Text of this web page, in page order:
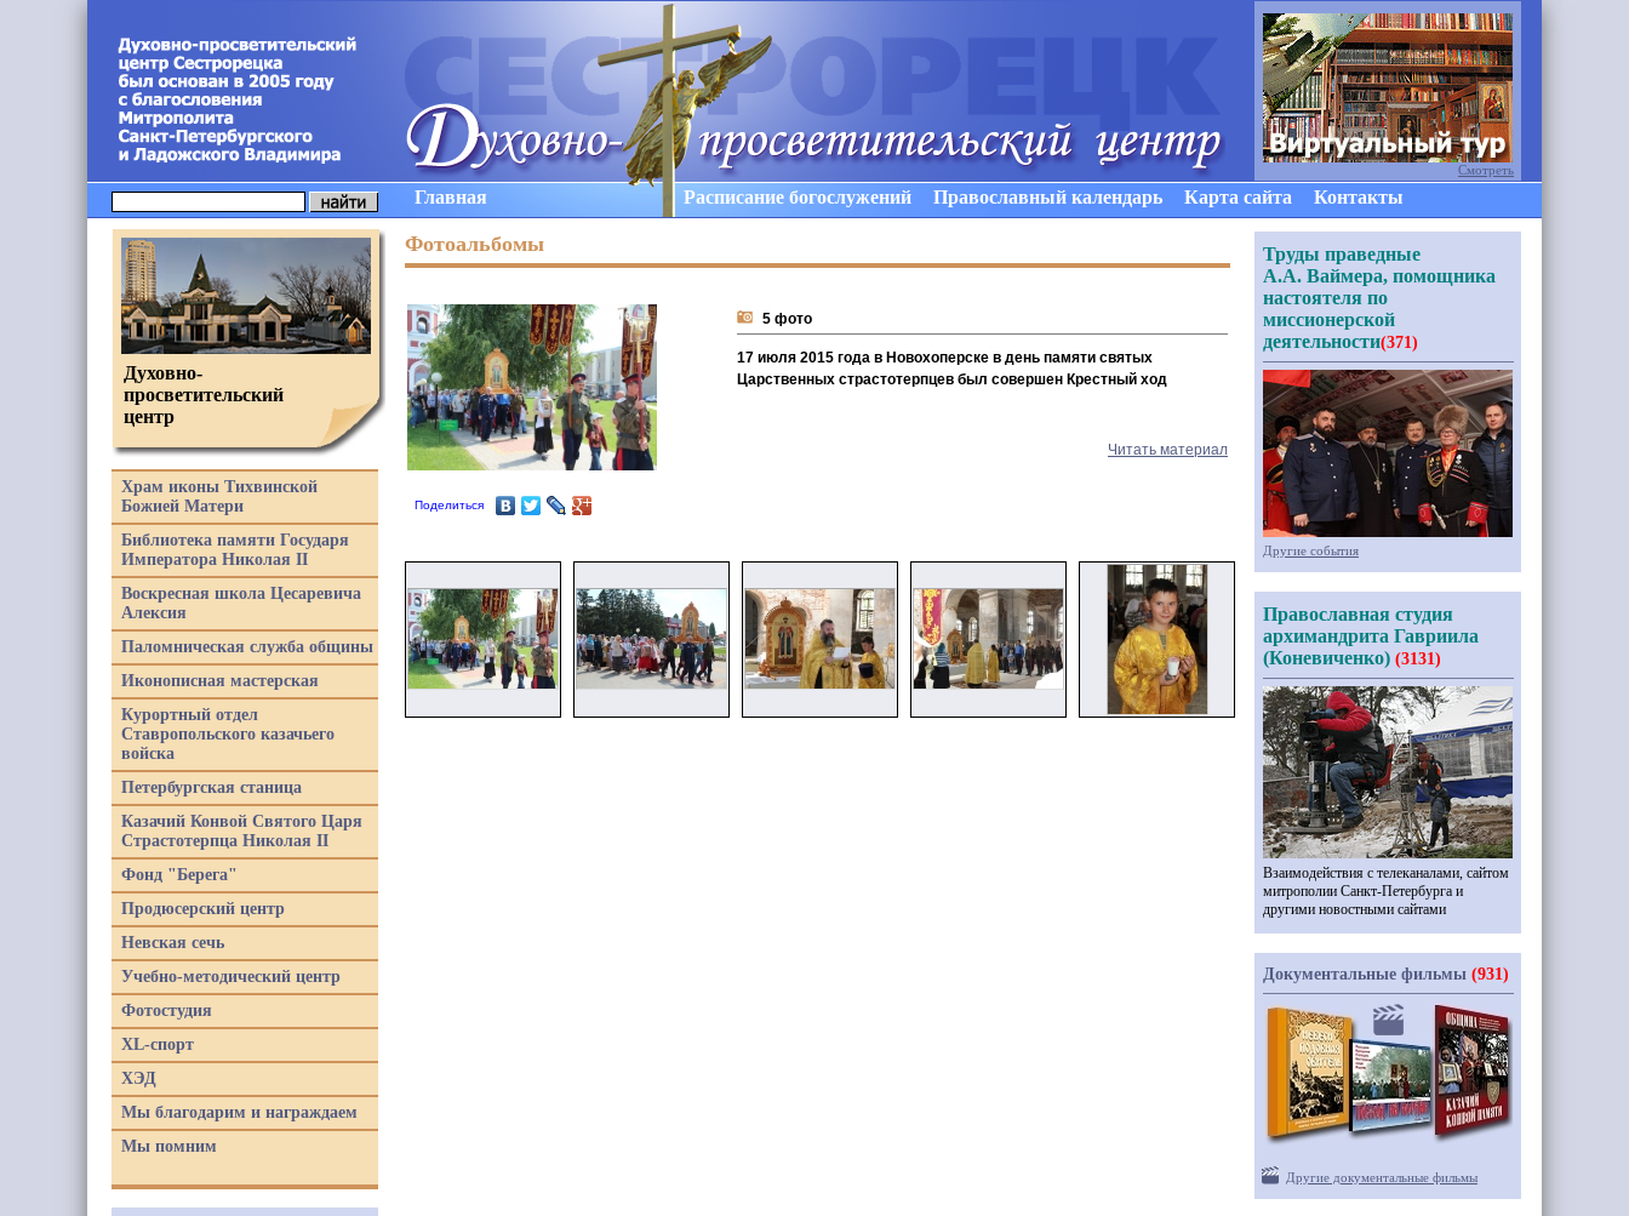
Главная Расписание богослужений Православный календарь Карта сайта Контакты
Фотоальбомы
Поделиться
5 фото
17 июля 2015 года в Новохоперске в день памяти святых
Царственных страстотерпцев был совершен Крестный ход
Читать материал
Духовно-
просветительский
центр
Храм иконы Тихвинской
Божией Матери
Библиотека памяти Государя
Императора Николая II
Воскресная школа Цесаревича
Алексия
Паломническая служба общины
Иконописная мастерская
Курортный отдел
Ставропольского казачьего
войска
Петербургская станица
Казачий Конвой Святого Царя
Страстотерпца Николая II
Фонд "Берега"
Продюсерский центр
Невская сечь
Учебно-методический центр
Фотостудия
XL-спорт
ХЭД
Мы благодарим и награждаем
Мы помним
Смотреть
Труды праведные
А.А. Ваймера, помощника
настоятеля по
миссионерской
деятельности(371)
Другие события
Православная студия
архимандрита Гавриила
(Коневиченко) (3131)
Взаимодействия с телеканалами, сайтом
митрополии Санкт-Петербурга и
другими новостными сайтами
Документальные фильмы (931)
Другие документальные фильмы